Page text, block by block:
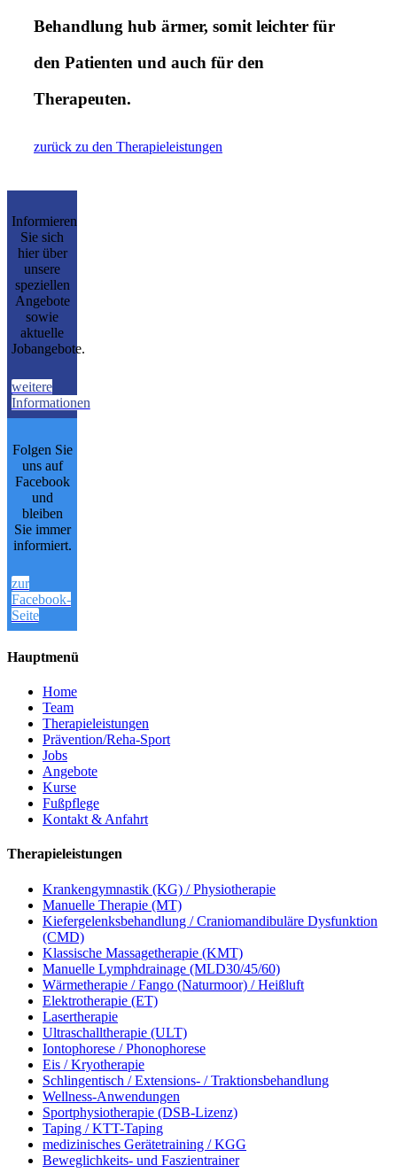
Behandlung hub ärmer, somit leichter für
den Patienten und auch für den
Therapeuten.
zurück zu den Therapieleistungen
Informieren
Sie sich
hier über
unsere
speziellen
Angebote
sowie
aktuelle
Jobangebote.
weitere
Informationen
Folgen Sie
uns auf
Facebook
und
bleiben
Sie immer
informiert.
zur
Facebook-
Seite
Hauptmenü
Home
Team
Therapieleistungen
Prävention/Reha-Sport
Jobs
Angebote
Kurse
Fußpflege
Kontakt & Anfahrt
Therapieleistungen
Krankengymnastik (KG) / Physiotherapie
Manuelle Therapie (MT)
Kiefergelenksbehandlung / Craniomandibuläre Dysfunktion
(CMD)
Klassische Massagetherapie (KMT)
Manuelle Lymphdrainage (MLD30/45/60)
Wärmetherapie / Fango (Naturmoor) / Heißluft
Elektrotherapie (ET)
Lasertherapie
Ultraschalltherapie (ULT)
Iontophorese / Phonophorese
Eis / Kryotherapie
Schlingentisch / Extensions- / Traktionsbehandlung
Wellness-Anwendungen
Sportphysiotherapie (DSB-Lizenz)
Taping / KTT-Taping
medizinisches Gerätetraining / KGG
Beweglichkeits- und Faszientrainer